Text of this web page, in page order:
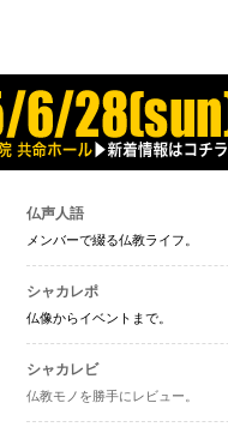
仏声人語
メンバーで綴る仏教ライフ。
シャカレポ
仏像からイベントまで。
シャカレビ
仏教モノを勝手にレビュー。